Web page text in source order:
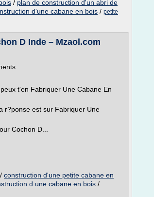
/ plan de construction d'un abri de
d'une cabane en bois / petite
D Inde – Mzaol.com
t'en Fabriquer Une Cabane En
r?ponse est sur Fabriquer Une
Cochon D...
/ construction d'une petite cabane en
d une cabane en bois /